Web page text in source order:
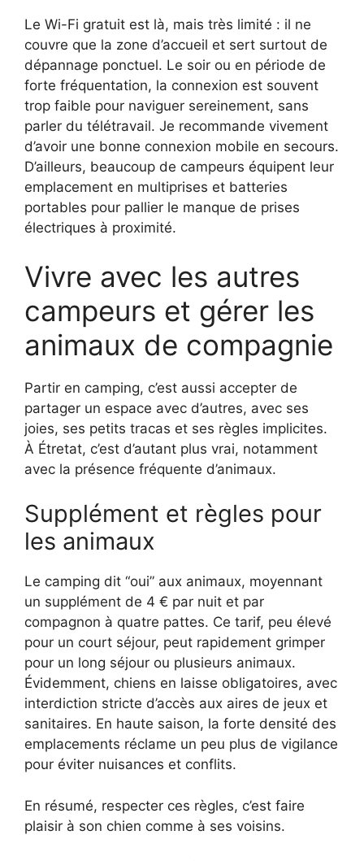
Le Wi-Fi gratuit est là, mais très limité : il ne
couvre que la zone d’accueil et sert surtout de
dépannage ponctuel. Le soir ou en période de
forte fréquentation, la connexion est souvent
trop faible pour naviguer sereinement, sans
parler du télétravail. Je recommande vivement
d’avoir une bonne connexion mobile en secours.
D’ailleurs, beaucoup de campeurs équipent leur
emplacement en multiprises et batteries
portables pour pallier le manque de prises
électriques à proximité.
Vivre avec les autres
campeurs et gérer les
animaux de compagnie
Partir en camping, c’est aussi accepter de
partager un espace avec d’autres, avec ses
joies, ses petits tracas et ses règles implicites.
À Étretat, c’est d’autant plus vrai, notamment
avec la présence fréquente d’animaux.
Supplément et règles pour
les animaux
Le camping dit “oui” aux animaux, moyennant
un supplément de 4 € par nuit et par
compagnon à quatre pattes. Ce tarif, peu élevé
pour un court séjour, peut rapidement grimper
pour un long séjour ou plusieurs animaux.
Évidemment, chiens en laisse obligatoires, avec
interdiction stricte d’accès aux aires de jeux et
sanitaires. En haute saison, la forte densité des
emplacements réclame un peu plus de vigilance
pour éviter nuisances et conflits.
En résumé, respecter ces règles, c’est faire
plaisir à son chien comme à ses voisins.